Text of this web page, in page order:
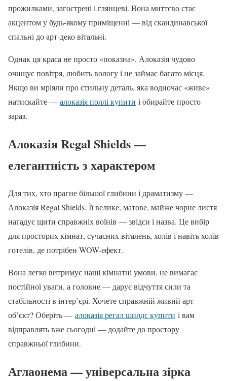
прожилками, загострені і глянцеві. Вона миттєво стає
акцентом у будь-якому приміщенні — від скандинавської
спальні до арт-деко вітальні.
Однак ця краса не просто «показна». Алоказія чудово
очищує повітря, любить вологу і не займає багато місця.
Якщо ви мріяли про стильну деталь, яка водночас «живе»
натискайте — алоказія поллі купити і обирайте просто
зараз.
Алоказія Regal Shields —
елегантність з характером
Для тих, хто прагне більшої глибини і драматизму —
Алоказія Regal Shields. Її велике, матове, майже чорне листя
нагадує щити справжніх воїнів — звідси і назва. Це вибір
для просторих кімнат, сучасних віталень, холів і навіть холів
готелів, де потрібен WOW-ефект.
Вона легко витримує наші кімнатні умови, не вимагає
постійної уваги, а головне — дарує відчуття сили та
стабільності в інтер’єрі. Хочете справжній живий арт-
об’єкт? Оберіть — алоказія регал шилдс купити і вам
відправлять вже сьогодні — додайте до простору
справжньої глибини.
Аглаонема — універсальна зірка